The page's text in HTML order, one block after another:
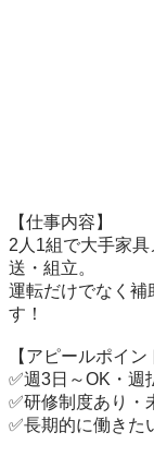
【仕事内容】
2人1組で大手家
送・組立。
運転だけでなく補
す！
【アピールポイン
✅週3日～OK・週
✅研修制度あり・
✅長期的に働きた